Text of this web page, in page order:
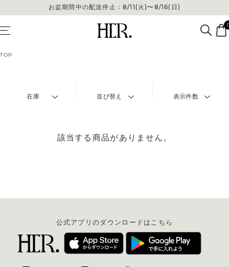
お盆期間中の配送停止：8/11(火)〜8/16(日)
TOP
在庫 並び替え 表示件数
該当する商品がありません。
公式アプリのダウンロードはこちら